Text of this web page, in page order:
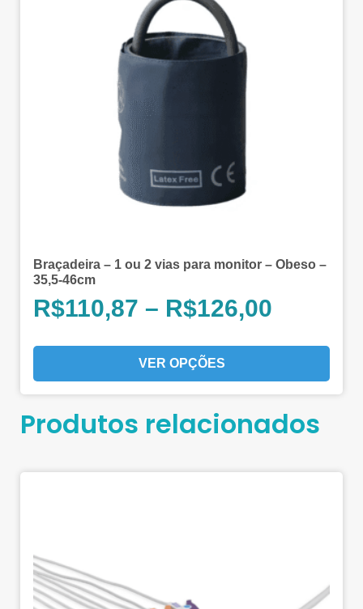
Braçadeira – 1 ou 2 vias para monitor – Obeso –
35,5-46cm
R$110,87 – R$126,00
VER OPÇÕES
Produtos relacionados